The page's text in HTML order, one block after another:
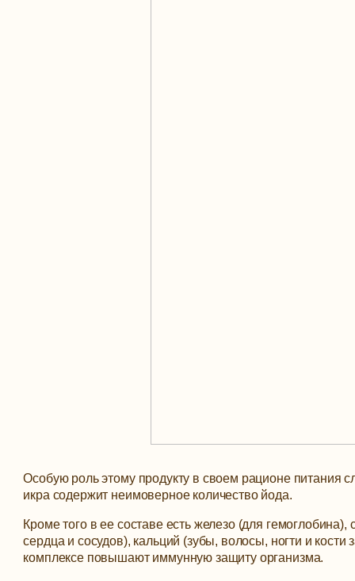
Особую роль этому продукту в своем рационе питания
икра содержит неимоверное количество йода.
Кроме того в ее составе есть железо (для
сердца и сосудов), кальций (зубы, волосы, ногти и
комплексе повышают иммунную защиту организма.